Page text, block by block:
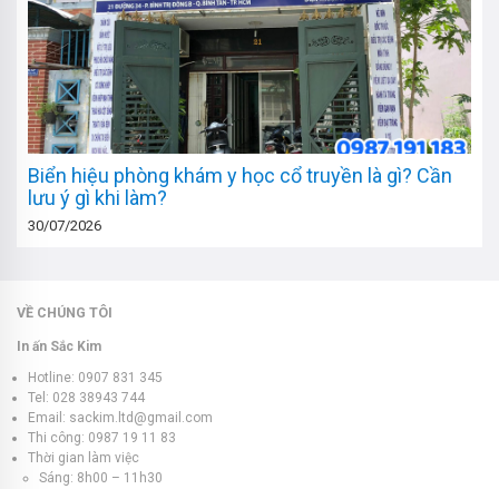
Biển hiệu phòng khám y học cổ truyền là gì? Cần
lưu ý gì khi làm?
30/07/2026
VỀ CHÚNG TÔI
In ấn Sắc Kim
Hotline: 0907 831 345
Tel: 028 38943 744
Email: sackim.ltd@gmail.com
Thi công: 0987 19 11 83
Thời gian làm việc
Sáng: 8h00 – 11h30